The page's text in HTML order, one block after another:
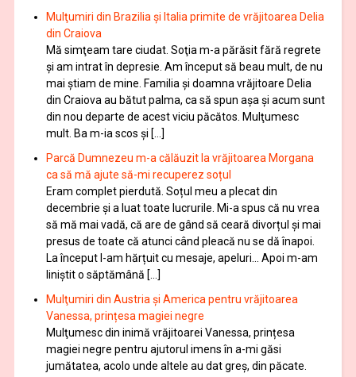
Mulţumiri din Brazilia și Italia primite de vrăjitoarea Delia
din Craiova
Mă simţeam tare ciudat. Soţia m-a părăsit fără regrete
şi am intrat în depresie. Am început să beau mult, de nu
mai știam de mine. Familia şi doamna vrăjitoare Delia
din Craiova au bătut palma, ca să spun aşa şi acum sunt
din nou departe de acest viciu păcătos. Mulţumesc
mult. Ba m-ia scos și […]
Parcă Dumnezeu m-a călăuzit la vrăjitoarea Morgana
ca să mă ajute să-mi recuperez soțul
Eram complet pierdută. Soțul meu a plecat din
decembrie și a luat toate lucrurile. Mi-a spus că nu vrea
să mă mai vadă, că are de gând să ceară divorțul și mai
presus de toate că atunci când pleacă nu se dă înapoi.
La început l-am hărțuit cu mesaje, apeluri… Apoi m-am
liniștit o săptămână […]
Mulţumiri din Austria și America pentru vrăjitoarea
Vanessa, prințesa magiei negre
Mulţumesc din inimă vrăjitoarei Vanessa, prințesa
magiei negre pentru ajutorul imens în a-mi găsi
jumătatea, acolo unde altele au dat greș, din păcate.